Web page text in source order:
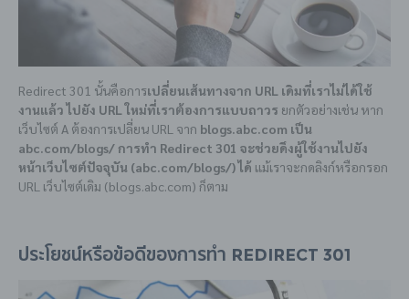
Redirect 301 นั้นคือการเปลี่ยนเส้นทางจาก URL เดิมที่เราไม่ได้ใช้
งานแล้ว ไปยัง URL ใหม่ที่เราต้องการแบบถาวร ยกตัวอย่างเช่น หาก
เว็บไซต์ A ต้องการเปลี่ยน URL จาก blogs.abc.com เป็น
abc.com/blogs/ การทำ Redirect 301 จะช่วยดึงผู้ใช้งานไปยัง
หน้าเว็บไซต์ปัจจุบัน (abc.com/blogs/) ได้ แม้เราจะกดลิงก์หรือกรอก
URL เว็บไซต์เดิม (blogs.abc.com) ก็ตาม
ประโยชน์หรือข้อดีของการทำ Redirect 301